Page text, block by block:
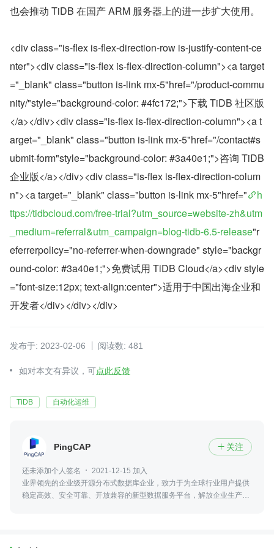
也会推动 TiDB 在国产 ARM 服务器上的进一步扩大使用。
<div class="is-flex is-flex-direction-row is-justify-content-ce
nter"><div class="is-flex is-flex-direction-column"><a target
="_blank" class="button is-link mx-5"href="/product-commu
nity/"style="background-color: #4fc172;">下载 TiDB 社区版
</a></div><div class="is-flex is-flex-direction-column"><a t
arget="_blank" class="button is-link mx-5"href="/contact#s
ubmit-form"style="background-color: #3a40e1;">咨询 TiDB
企业版</a></div><div class="is-flex is-flex-direction-colum
n"><a target="_blank" class="button is-link mx-5"href="
h
ttps://tidbcloud.com/free-trial?utm_source=website-zh&utm
_medium=referral&utm_campaign=blog-tidb-6.5-release"r
eferrerpolicy="no-referrer-when-downgrade" style="backgr
ound-color: #3a40e1;">免费试用 TiDB Cloud</a><div style
="font-size:12px; text-align:center">适用于中国出海企业和
开发者</div></div></div>
发布于: 2023-02-06 阅读数: 481
如对本文有异议，可点此反馈
TiDB 自动化运维
PingCAP  关注
还未添加个人签名
2021-12-15 加入
业界领先的企业级开源分布式数据库企业，致力于为全球行业用户提供
稳定高效、安全可靠、开放兼容的新型数据服务平台，解放企业生产